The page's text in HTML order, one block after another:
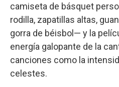
camiseta de básquet
rodilla, zapatillas altas,
gorra de béisbol— y la
energía galopante de la
canciones como la
celestes.